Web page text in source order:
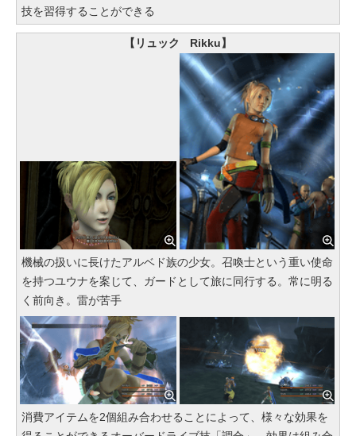
技を習得することができる
【リュック Rikku】
機械の扱いに長けたアルベド族の少女。召喚士という重い使命
を持つユウナを案じて、ガードとして旅に同行する。常に明る
く前向き。雷が苦手
消費アイテムを2個組み合わせることによって、様々な効果を